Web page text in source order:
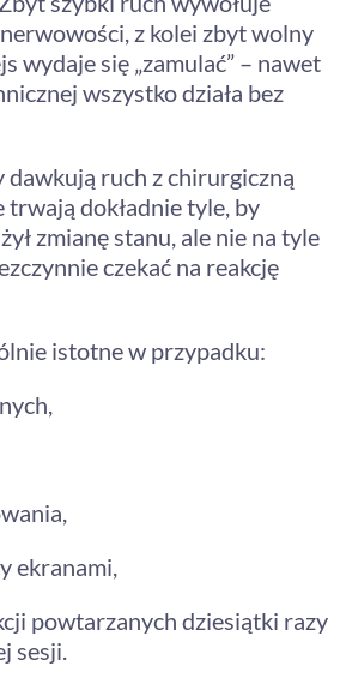
z kolei zbyt wolny
wydaje się „zamulać” – nawet
wszystko działa bez
ruch z chirurgiczną
trwają dokładnie tyle, by
zmianę stanu, ale nie na tyle
czekać na reakcję
istotne w przypadku:
ekranami,
powtarzanych dziesiątki razy
sesji.